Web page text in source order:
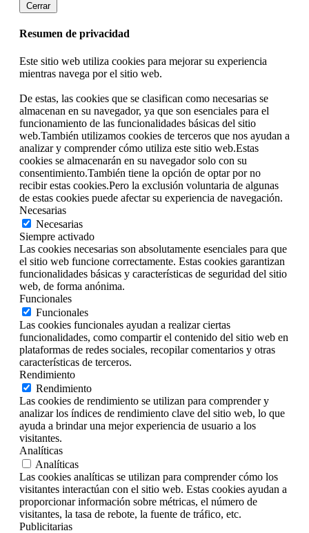
Cerrar
Resumen de privacidad
Este sitio web utiliza cookies para mejorar su experiencia
mientras navega por el sitio web.
De estas, las cookies que se clasifican como necesarias se
almacenan en su navegador, ya que son esenciales para el
funcionamiento de las funcionalidades básicas del sitio
web.También utilizamos cookies de terceros que nos ayudan a
analizar y comprender cómo utiliza este sitio web.Estas
cookies se almacenarán en su navegador solo con su
consentimiento.También tiene la opción de optar por no
recibir estas cookies.Pero la exclusión voluntaria de algunas
de estas cookies puede afectar su experiencia de navegación.
Necesarias
Necesarias
Siempre activado
Las cookies necesarias son absolutamente esenciales para que
el sitio web funcione correctamente. Estas cookies garantizan
funcionalidades básicas y características de seguridad del sitio
web, de forma anónima.
Funcionales
Funcionales
Las cookies funcionales ayudan a realizar ciertas
funcionalidades, como compartir el contenido del sitio web en
plataformas de redes sociales, recopilar comentarios y otras
características de terceros.
Rendimiento
Rendimiento
Las cookies de rendimiento se utilizan para comprender y
analizar los índices de rendimiento clave del sitio web, lo que
ayuda a brindar una mejor experiencia de usuario a los
visitantes.
Analíticas
Analíticas
Las cookies analíticas se utilizan para comprender cómo los
visitantes interactúan con el sitio web. Estas cookies ayudan a
proporcionar información sobre métricas, el número de
visitantes, la tasa de rebote, la fuente de tráfico, etc.
Publicitarias